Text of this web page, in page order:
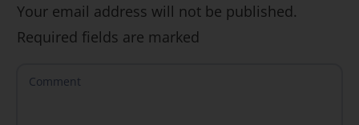
SÍ, QUIERO
Your email address will not be published.
Required fields are marked